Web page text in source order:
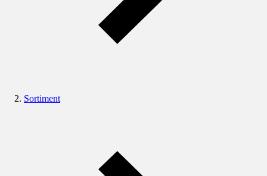
Sortiment